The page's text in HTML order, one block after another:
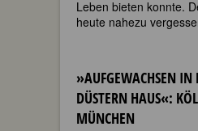
Leben bieten konnte.
heute nahezu
»AUFGEWACHSEN IN
DÜSTERN HAUS«:
MÜNCHEN